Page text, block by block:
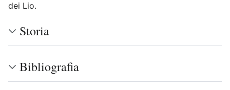
dei Lio.
Storia
Bibliografia